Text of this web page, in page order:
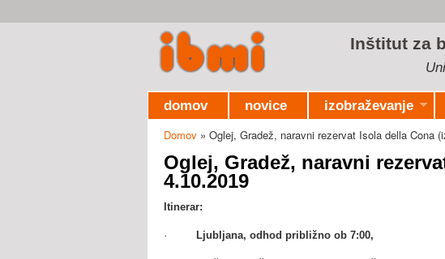
Inštitut za
domov novice izobraževanje
Domov » Oglej, Gradež, naravni rezervat Isola della Cona
Oglej, Gradež, naravni
4.10.2019
Itinerar:
· Ljubljana, odhod približno ob 7:00,